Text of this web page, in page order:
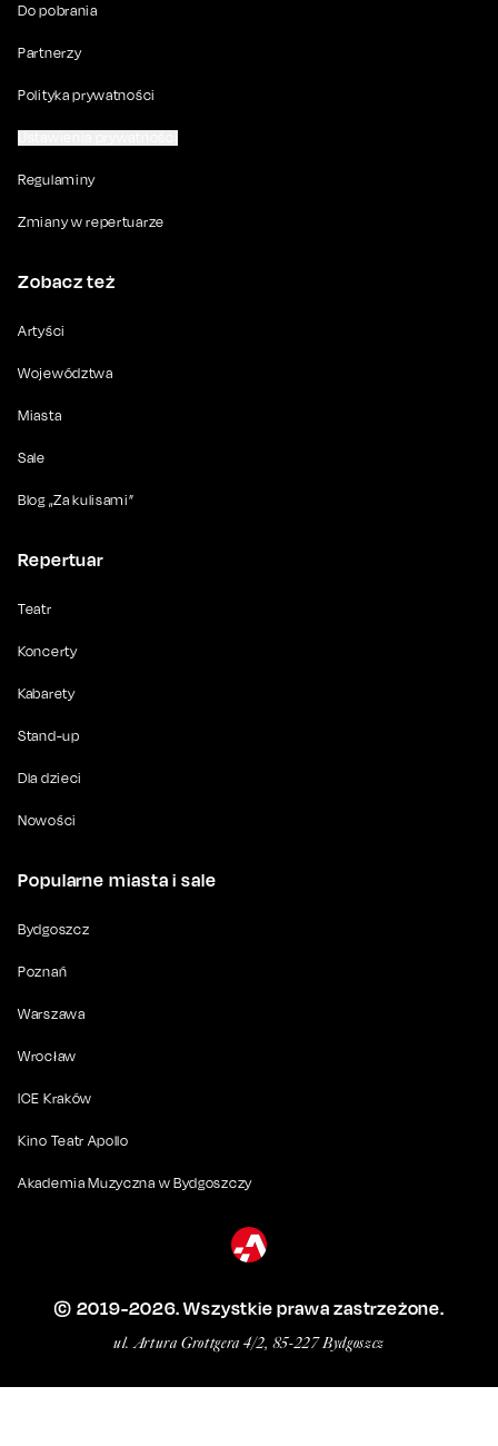
Do pobrania
Partnerzy
Polityka prywatności
Regulaminy
Zmiany w repertuarze
Zobacz też
Artyści
Województwa
Miasta
Sale
Blog „Za kulisami”
Repertuar
Teatr
Koncerty
Kabarety
Stand-up
Dla dzieci
Nowości
Popularne miasta i sale
Bydgoszcz
Poznań
Warszawa
Wrocław
ICE Kraków
Kino Teatr Apollo
Akademia Muzyczna w Bydgoszczy
© 2019-2026. Wszystkie prawa zastrzeżone.
ul. Artura Grottgera 4/2, 85-227 Bydgoszcz